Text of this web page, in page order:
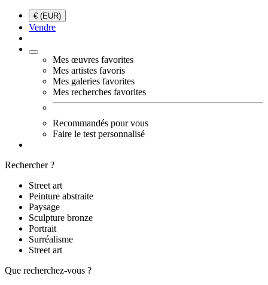
€ (EUR)
Vendre
Mes œuvres favorites
Mes artistes favoris
Mes galeries favorites
Mes recherches favorites
Recommandés pour vous
Faire le test personnalisé
Rechercher ?
Street art
Peinture abstraite
Paysage
Sculpture bronze
Portrait
Surréalisme
Street art
Que recherchez-vous ?